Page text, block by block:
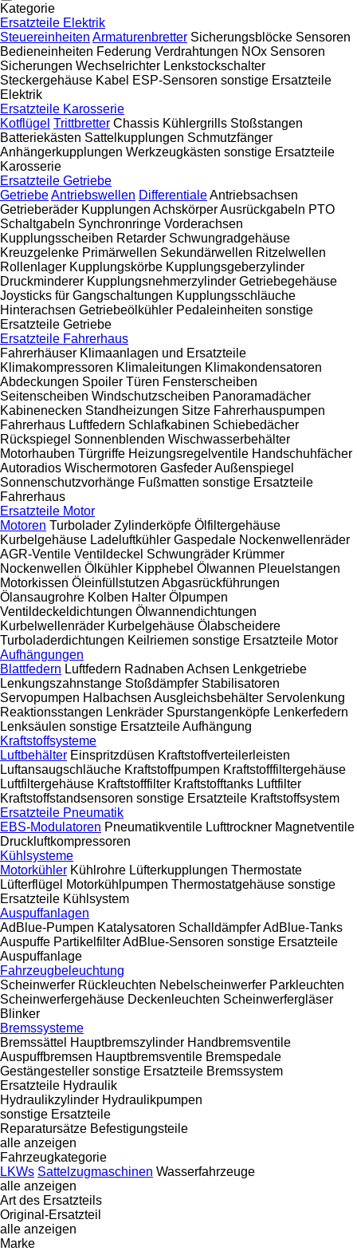
Kategorie
Ersatzteile Elektrik
Steuereinheiten Armaturenbretter Sicherungsblöcke Sensoren
Bedieneinheiten Federung Verdrahtungen NOx Sensoren
Sicherungen Wechselrichter Lenkstockschalter
Steckergehäuse Kabel ESP-Sensoren sonstige Ersatzteile
Elektrik
Ersatzteile Karosserie
Kotflügel Trittbretter Chassis Kühlergrills Stoßstangen
Batteriekästen Sattelkupplungen Schmutzfänger
Anhängerkupplungen Werkzeugkästen sonstige Ersatzteile
Karosserie
Ersatzteile Getriebe
GetriebeAntriebswellen DifferentialeAntriebsachsen
Getrieberäder Kupplungen AchskörperAusrückgabeln PTO
Schaltgabeln Synchronringe Vorderachsen
Kupplungsscheiben Retarder Schwungradgehäuse
Kreuzgelenke Primärwellen Sekundärwellen Ritzelwellen
Rollenlager Kupplungskörbe Kupplungsgeberzylinder
Druckminderer Kupplungsnehmerzylinder Getriebegehäuse
Joysticks für Gangschaltungen Kupplungsschläuche
Hinterachsen Getriebeölkühler Pedaleinheiten sonstige
Ersatzteile Getriebe
Ersatzteile Fahrerhaus
Fahrerhäuser Klimaanlagen und Ersatzteile
Klimakompressoren Klimaleitungen Klimakondensatoren
Abdeckungen Spoiler Türen Fensterscheiben
Seitenscheiben Windschutzscheiben Panoramadächer
Kabinenecken Standheizungen Sitze Fahrerhauspumpen
Fahrerhaus Luftfedern Schlafkabinen Schiebedächer
Rückspiegel Sonnenblenden Wischwasserbehälter
Motorhauben Türgriffe Heizungsregelventile Handschuhfächer
Autoradios Wischermotoren GasfederAußenspiegel
Sonnenschutzvorhänge Fußmatten sonstige Ersatzteile
Fahrerhaus
Ersatzteile Motor
Motoren Turbolader Zylinderköpfe Ölfiltergehäuse
Kurbelgehäuse Ladeluftkühler Gaspedale Nockenwellenräder
AGR-Ventile Ventildeckel Schwungräder Krümmer
Nockenwellen Ölkühler Kipphebel Ölwannen Pleuelstangen
Motorkissen Öleinfüllstutzen Abgasrückführungen
Ölansaugrohre Kolben Halter Ölpumpen
Ventildeckeldichtungen Ölwannendichtungen
Kurbelwellenräder Kurbelgehäuse Ölabscheidere
Turboladerdichtungen Keilriemen sonstige Ersatzteile Motor
Aufhängungen
Blattfedern Luftfedern Radnaben Achsen Lenkgetriebe
Lenkungszahnstange Stoßdämpfer Stabilisatoren
Servopumpen Halbachsen Ausgleichsbehälter Servolenkung
Reaktionsstangen Lenkräder Spurstangenköpfe Lenkerfedern
Lenksäulen sonstige Ersatzteile Aufhängung
Kraftstoffsysteme
Luftbehälter Einspritzdüsen Kraftstoffverteilerleisten
Luftansaugschläuche Kraftstoffpumpen Kraftstofffiltergehäuse
Luftfiltergehäuse Kraftstofffilter Kraftstofftanks Luftfilter
Kraftstoffstandsensoren sonstige Ersatzteile Kraftstoffsystem
Ersatzteile Pneumatik
EBS-Modulatoren Pneumatikventile Lufttrockner Magnetventile
Druckluftkompressoren
Kühlsysteme
Motorkühler Kühlrohre Lüfterkupplungen Thermostate
Lüfterflügel Motorkühlpumpen Thermostatgehäuse sonstige
Ersatzteile Kühlsystem
Auspuffanlagen
AdBlue-Pumpen Katalysatoren SchalldämpferAdBlue-Tanks
Auspuffe PartikelfilterAdBlue-Sensoren sonstige Ersatzteile
Auspuffanlage
Fahrzeugbeleuchtung
Scheinwerfer Rückleuchten Nebelscheinwerfer Parkleuchten
Scheinwerfergehäuse Deckenleuchten Scheinwerfergläser
Blinker
Bremssysteme
Bremssättel Hauptbremszylinder Handbremsventile
Auspuffbremsen Hauptbremsventile Bremspedale
Gestängesteller sonstige Ersatzteile Bremssystem
Ersatzteile Hydraulik
Hydraulikzylinder Hydraulikpumpen
sonstige Ersatzteile
Reparatursätze Befestigungsteile
alle anzeigen
Fahrzeugkategorie
LKWs Sattelzugmaschinen Wasserfahrzeuge
alle anzeigen
Art des Ersatzteils
Original-Ersatzteil
alle anzeigen
Marke